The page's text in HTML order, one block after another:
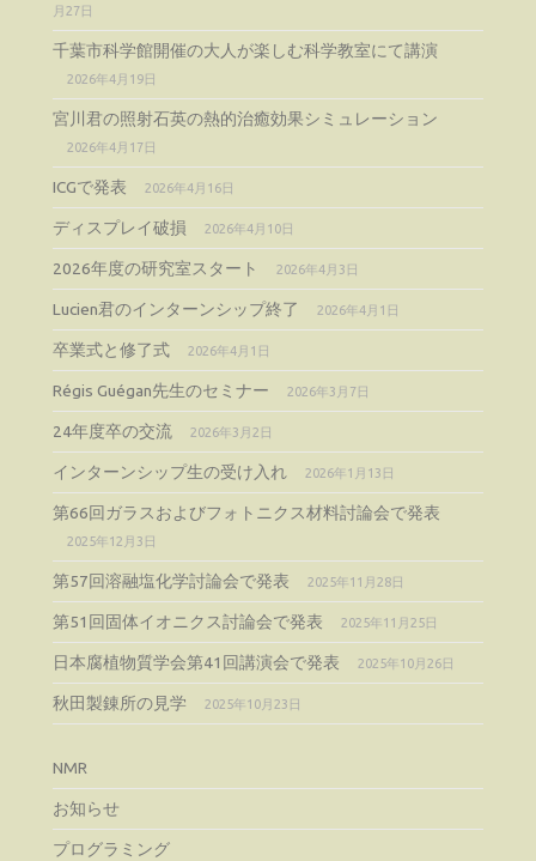
月27日
千葉市科学館開催の大人が楽しむ科学教室にて講演
2026年4月19日
宮川君の照射石英の熱的治癒効果シミュレーション
2026年4月17日
ICGで発表 2026年4月16日
ディスプレイ破損 2026年4月10日
2026年度の研究室スタート 2026年4月3日
Lucien君のインターンシップ終了 2026年4月1日
卒業式と修了式 2026年4月1日
Régis Guégan先生のセミナー 2026年3月7日
24年度卒の交流 2026年3月2日
インターンシップ生の受け入れ 2026年1月13日
第66回ガラスおよびフォトニクス材料討論会で発表
2025年12月3日
第57回溶融塩化学討論会で発表 2025年11月28日
第51回固体イオニクス討論会で発表 2025年11月25日
日本腐植物質学会第41回講演会で発表 2025年10月26日
秋田製錬所の見学 2025年10月23日
NMR
お知らせ
プログラミング